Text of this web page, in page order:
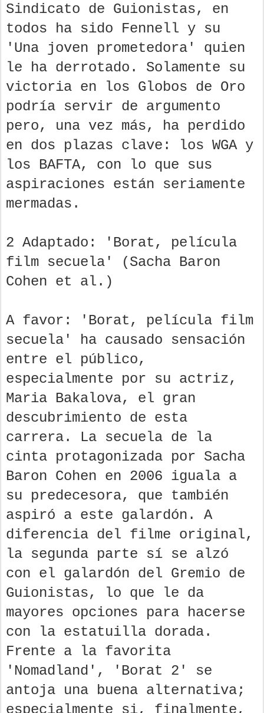
Sindicato de Guionistas, en
todos ha sido Fennell y su
'Una joven prometedora' quien
le ha derrotado. Solamente su
victoria en los Globos de Oro
podría servir de argumento
pero, una vez más, ha perdido
en dos plazas clave: los WGA y
los BAFTA, con lo que sus
aspiraciones están seriamente
mermadas.
2 Adaptado: 'Borat, película
film secuela' (Sacha Baron
Cohen et al.)
A favor: 'Borat, película film
secuela' ha causado sensación
entre el público,
especialmente por su actriz,
Maria Bakalova, el gran
descubrimiento de esta
carrera. La secuela de la
cinta protagonizada por Sacha
Baron Cohen en 2006 iguala a
su predecesora, que también
aspiró a este galardón. A
diferencia del filme original,
la segunda parte sí se alzó
con el galardón del Gremio de
Guionistas, lo que le da
mayores opciones para hacerse
con la estatuilla dorada.
Frente a la favorita
'Nomadland', 'Borat 2' se
antoja una buena alternativa;
especialmente si, finalmente,